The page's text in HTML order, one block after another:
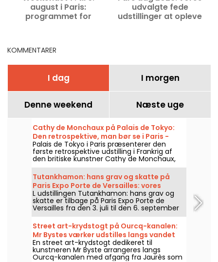
august i Paris:
programmet for
udvalgte fede
udstillinger at opleve
KOMMENTARER
I dag I morgen
Denne weekend Næste uge
Cathy de Monchaux på Palais de Tokyo:
Den retrospektive, man bør se i Paris -
vores billeder
Palais de Tokyo i Paris præsenterer den
første retrospektive udstilling i Frankrig af
den britiske kunstner Cathy de Monchaux,
med titlen "Studio, Wounds and Battles.
Desire is the Reiteration of Hope", fra den 3.
april til den 13. september 2026. Udstillingen
samler næsten femti værker og giver et
overblik over fire årtier af hendes skabelse,
mellem kroppe, materialer og intime
fortællinger.
Tutankhamon: hans grav og skatte på
Paris Expo Porte de Versailles: vores
billeder
L udstillingen Tutankhamon: hans grav og
skatte er tilbage på Paris Expo Porte de
Versailles fra den 3. juli til den 6. september
2026. Genopbygninger af graven,
gravskatte, audioguide, et immersivt rum og
VR-oplevelse: se, hvad der venter dig på
stedet—i billeder.
Street art-krydstogt på Ourcq-kanalen:
Mr Bystes værker udstilles langs vandet
En street art-krydstogt dedikeret til
kunstneren Mr Byste arrangeres langs
Ourcq-kanalen med afgang fra Jaurès som